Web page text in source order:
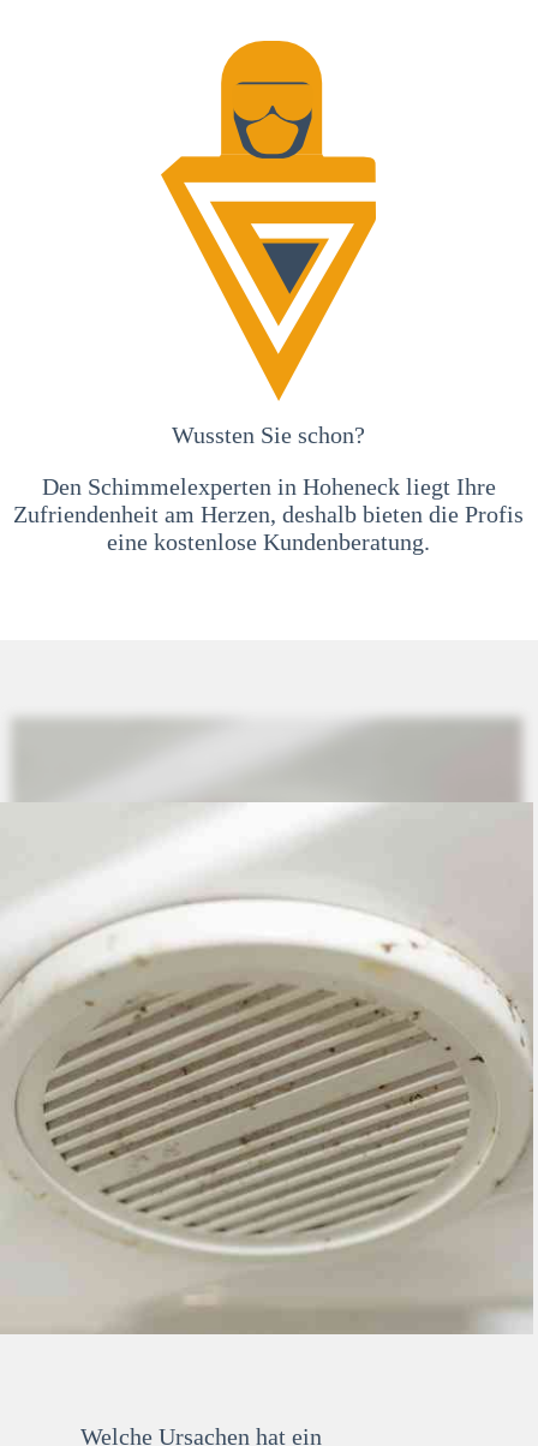
Wussten Sie schon?
Den Schimmelexperten in Hoheneck liegt Ihre
Zufriendenheit am Herzen, deshalb bieten die Profis
eine kostenlose Kundenberatung.
Welche Ursachen hat ein